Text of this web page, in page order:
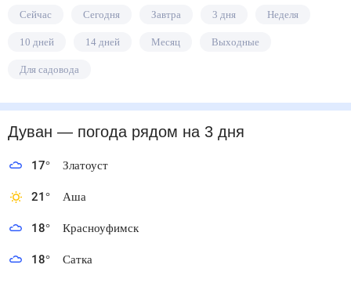
Сейчас Сегодня Завтра 3 дня Неделя
10 дней 14 дней Месяц Выходные
Для садовода
Дуван — погода рядомна 3 дня
17° Златоуст
21° Аша
18° Красноуфимск
18° Сатка